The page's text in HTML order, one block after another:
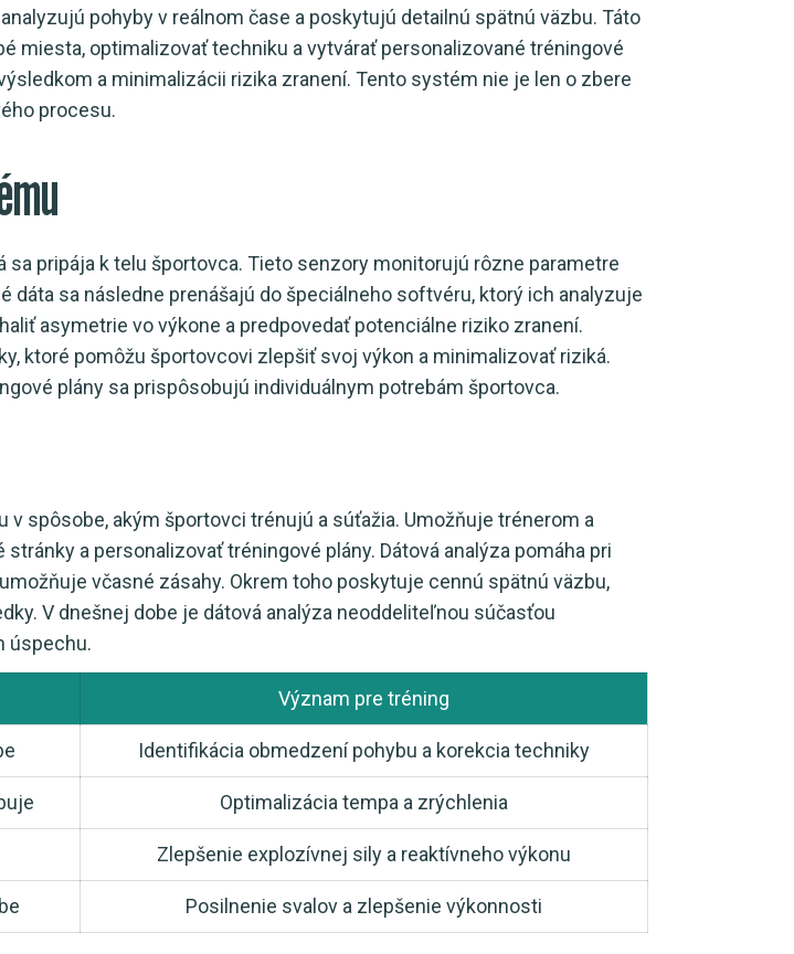
pohyby v reálnom čase a poskytujú detailnú spätnú väzbu. Táto
miesta, optimalizovať techniku a vytvárať personalizované tréningové
a minimalizácii rizika zranení. Tento systém nie je len o zbere
procesu.
sa pripája k telu športovca. Tieto senzory monitorujú rôzne parametre
dáta sa následne prenášajú do špeciálneho softvéru, ktorý ich analyzuje
asymetrie vo výkone a predpovedať potenciálne riziko zranení.
ktoré pomôžu športovcovi zlepšiť svoj výkon a minimalizovať riziká.
plány sa prispôsobujú individuálnym potrebám športovca.
spôsobe, akým športovci trénujú a súťažia. Umožňuje trénerom a
a personalizovať tréningové plány. Dátová analýza pomáha pri
včasné zásahy. Okrem toho poskytuje cennú spätnú väzbu,
V dnešnej dobe je dátová analýza neoddeliteľnou súčasťou
úspechu.
Význam pre tréning
Identifikácia obmedzení pohybu a korekcia techniky
Optimalizácia tempa a zrýchlenia
Zlepšenie explozívnej sily a reaktívneho výkonu
Posilnenie svalov a zlepšenie výkonnosti